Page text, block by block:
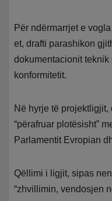
Për ndërmarrjet e
et, drafti parashikon
dokumentacionit teknik
konformitetit.
Në hyrje të
“përafruar plotësisht”
Parlamentit Evropian
Qëllimi i ligjit, sipas
“zhvillimin, vendosjen